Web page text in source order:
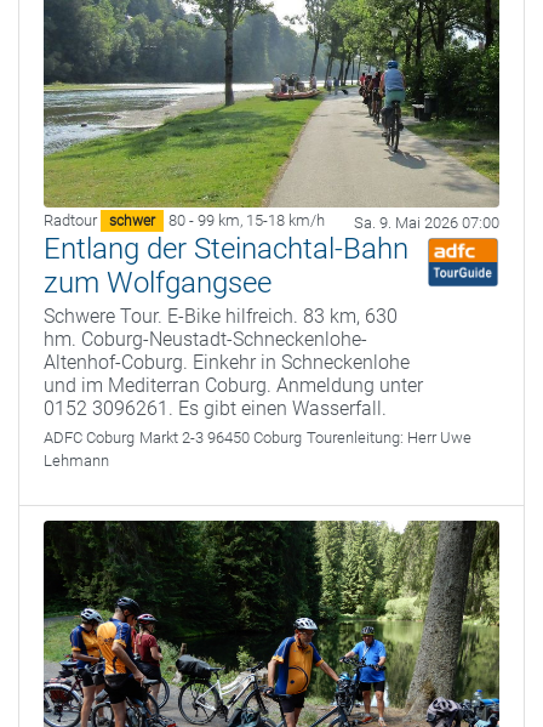
Radtour schwer 80 - 99 km, 15-18 km/h Sa. 9. Mai 2026 07:00
Entlang der Steinachtal-Bahn
zum Wolfgangsee
Schwere Tour. E-Bike hilfreich. 83 km, 630
hm. Coburg-Neustadt-Schneckenlohe-
Altenhof-Coburg. Einkehr in Schneckenlohe
und im Mediterran Coburg. Anmeldung unter
0152 3096261. Es gibt einen Wasserfall.
ADFC Coburg Markt 2-3 96450 Coburg Tourenleitung: Herr Uwe
Lehmann